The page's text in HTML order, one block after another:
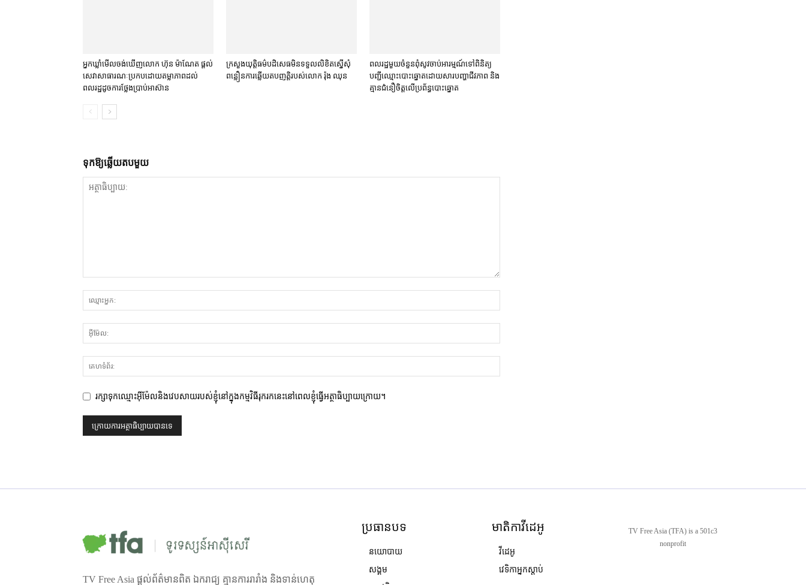
អ្នកឃ្លាំមើល​ចង់​ឃើញ​លោក ហ៊ុន ម៉ាណែត ផ្ដល់​
សេវា​សាធារណៈ​ប្រកបដោយ​តម្លាភាព​ដល់​
ពលរដ្ឋ​ដូច​ការ​ថ្លែង​ប្រាប់​អាស៊ាន
ក្រសួងយុត្តិធម៌​បដិសេធ​មិន​ទទួល​លិខិត​ស្នើសុំ​
ពន្លឿន​ការ​ឆ្លើយតប​ញត្តិ​របស់​លោក រ៉ុង ឈុន
ពលរដ្ឋ​មួយចំនួន​ពុំ​សូវ​ចាប់អារម្មណ៍​ទៅ​ពិនិត្យ​
បញ្ជី​ឈ្មោះ​បោះឆ្នោត​ដោយសារ​បញ្ហា​ជីវភាព និង​
គ្មាន​ជំនឿ​ចិត្ត​លើ​ប្រព័ន្ធ​បោះឆ្នោត
ទុក​ឱ្យ​ឆ្លើយ​តប​មួយ
រក្សាទុកឈ្មោះអ៊ីម៉ែលនិងវេបសាយរបស់ខ្ញុំនៅក្នុងកម្មវិធីរុករកនេះនៅពេលខ្ញុំធ្វើអត្ថាធិប្បាយក្រោយ។
TV Free Asia ផ្ដល់ព័ត៌មានពិត ឯករាជ្យ គ្មានការរារាំង និងទាន់ហេតុ
ប្រធានបទ
នយោបាយ
សង្គម
មាតិកាវីដេអូ
វីដេអូ
វេទិកាអ្នកស្ដាប់
TV Free Asia (TFA) is a 501c3
nonprofit